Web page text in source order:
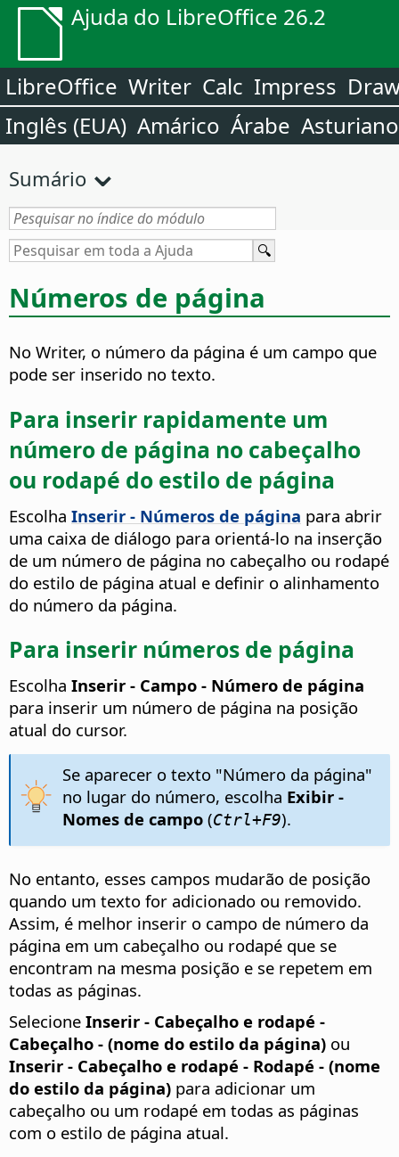
Ajuda do LibreOffice 26.2
LibreOffice Writer Calc Impress
Inglês (EUA) Amárico Árabe Asturiano
Sumário
Números de página
No Writer, o número da página é um campo que
pode ser inserido no texto.
Para inserir rapidamente um
número de página no cabeçalho
ou rodapé do estilo de página
Escolha Inserir - Números de página para abrir
uma caixa de diálogo para orientá-lo na inserção
de um número de página no cabeçalho ou rodapé
do estilo de página atual e definir o alinhamento
do número da página.
Para inserir números de página
Escolha Inserir - Campo - Número de página
para inserir um número de página na posição
atual do cursor.
Se aparecer o texto "Número da página"
no lugar do número, escolha Exibir -
Nomes de campo(Ctrl+F9).
No entanto, esses campos mudarão de posição
quando um texto for adicionado ou removido.
Assim, é melhor inserir o campo de número da
página em um cabeçalho ou rodapé que se
encontram na mesma posição e se repetem em
todas as páginas.
Selecione Inserir - Cabeçalho e rodapé -
Cabeçalho - (nome do estilo da página) ou
Inserir - Cabeçalho e rodapé - Rodapé - (nome
do estilo da página) para adicionar um
cabeçalho ou um rodapé em todas as páginas
com o estilo de página atual.